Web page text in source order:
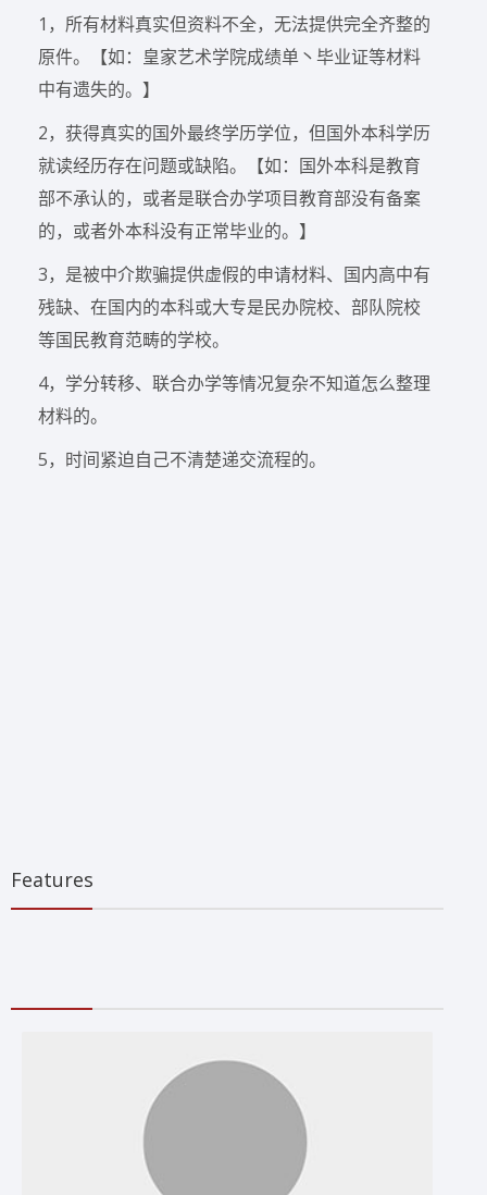
1，所有材料真实但资料不全，无法提供完全齐整的
原件。【如：皇家艺术学院成绩单丶毕业证等材料
中有遗失的。】
2，获得真实的国外最终学历学位，但国外本科学历
就读经历存在问题或缺陷。【如：国外本科是教育
部不承认的，或者是联合办学项目教育部没有备案
的，或者外本科没有正常毕业的。】
3，是被中介欺骗提供虚假的申请材料、国内高中有
残缺、在国内的本科或大专是民办院校、部队院校
等国民教育范畴的学校。
4，学分转移、联合办学等情况复杂不知道怎么整理
材料的。
5，时间紧迫自己不清楚递交流程的。
Features